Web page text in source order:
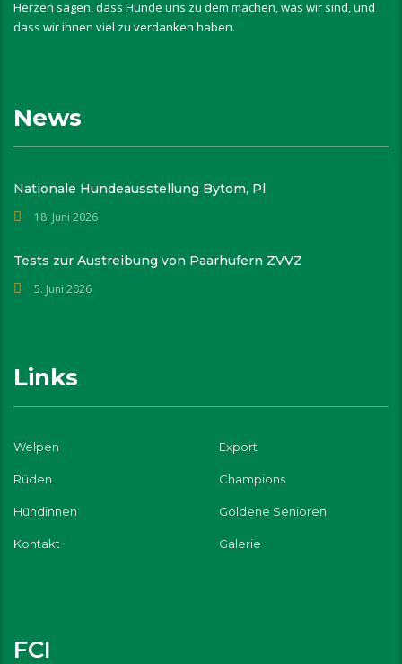
Herzen sagen, dass Hunde uns zu dem machen, was wir sind, und
dass wir ihnen viel zu verdanken haben.
News
Nationale Hundeausstellung Bytom, Pl
18. Juni 2026
Tests zur Austreibung von Paarhufern ZVVZ
5. Juni 2026
Links
Welpen Export
Rüden Champions
Hündinnen Goldene Senioren
Kontakt Galerie
FCI